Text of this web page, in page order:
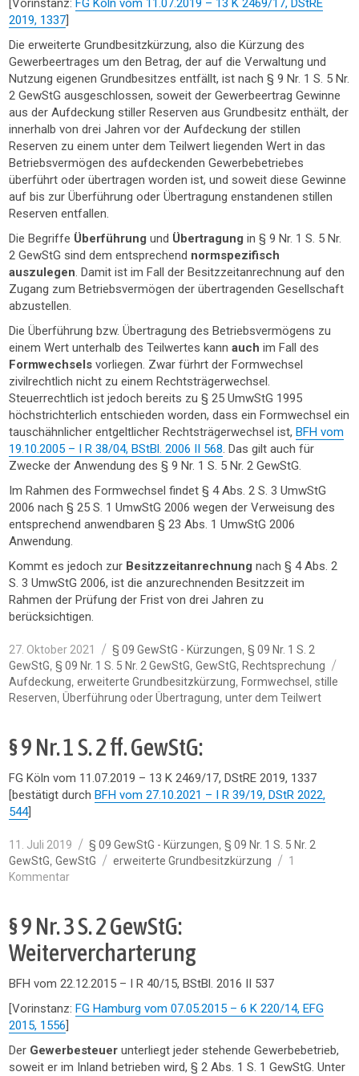
Steuerrechtsberatung
Kommunalverwaltung
[Vorinstanz: FG Köln vom 11.07.2019 – 13 K 2469/17, DStRE
2019, 1337
Die erweiterte Grundbesitzkürzung, also die Kürzung des
Gewerbeertrages um den Betrag, der auf die Verwaltung und
Nutzung eigenen Grundbesitzes entfällt, ist nach § 9 Nr. 1 S. 5 Nr.
2 GewStG ausgeschlossen, soweit der Gewerbeertrag Gewinne
aus der Aufdeckung stiller Reserven aus Grundbesitz enthält, der
innerhalb von drei Jahren vor der Aufdeckung der stillen
Reserven zu einem unter dem Teilwert liegenden Wert in das
Betriebsvermögen des aufdeckenden Gewerbebetriebes
überführt oder übertragen worden ist, und soweit diese Gewinne
auf bis zur Überführung oder Übertragung enstandenen stillen
Reserven entfallen.
Die Begriffe Überführungund Übertragungin § 9 Nr. 1 S. 5 Nr.
2 GewStG sind dem entsprechend normspezifisch
auszulegen. Damit ist im Fall der Besitzzeitanrechnung auf den
Zugang zum Betriebsvermögen der übertragenden Gesellschaft
abzustellen.
Die Überführung bzw. Übertragung des Betriebsvermögens zu
einem Wert unterhalb des Teilwertes kannauchim Fall des
Formwechselsvorliegen. Zwar fürhrt der Formwechsel
zivilrechtlich nicht zu einem Rechtsträgerwechsel.
Steuerrechtlich ist jedoch bereits zu § 25 UmwStG 1995
höchstrichterlich entschieden worden, dass ein Formwechsel ein
tauschähnlicher entgeltlicher Rechtsträgerwechsel ist, BFH vom
19.10.2005 – I R 38/04, BStBl. 2006 II 568. Das gilt auch für
Zwecke der Anwendung des § 9 Nr. 1 S. 5 Nr. 2 GewStG.
Im Rahmen des Formwechsel findet § 4 Abs. 2 S. 3 UmwStG
2006 nach § 25 S. 1 UmwStG 2006 wegen der Verweisung des
entsprechend anwendbaren § 23 Abs. 1 UmwStG 2006
Anwendung.
Kommt es jedoch zur Besitzzeitanrechnungnach § 4 Abs. 2
S. 3 UmwStG 2006, ist die anzurechnenden Besitzzeit im
Rahmen der Prüfung der Frist von drei Jahren zu
berücksichtigen.
Veröffentlicht
am
27. Oktober 2021 Kategorien
§ 09 GewStG - Kürzungen,§ 09 Nr. 1 S. 2
GewStG,§ 09 Nr. 1 S. 5 Nr. 2 GewStG,GewStG,Rechtsprechung
Aufdeckung,erweiterte Grundbesitzkürzung,Formwechsel ,stille
Reserven,Überführung oder Übertragung,unter dem Teilwert
§ 9 Nr. 1 S. 2 ff. GewStG:
FG Köln vom 11.07.2019 – 13 K 2469/17, DStRE 2019, 1337
[bestätigt durch BFH vom 27.10.2021 – I R 39/19, DStR 2022,
544]
Veröffentlicht
am
11. Juli 2019 Kategorien
§ 09 GewStG - Kürzungen,§ 09 Nr. 1 S. 5 Nr. 2
GewStG,GewStG Schlagwörter
erweiterte Grundbesitzkürzung
1
Kommentarzu
Nr.
S.
ff.
GewStG:
§ 9 Nr. 3 S. 2 GewStG:
Weitervercharterung
BFH vom 22.12.2015 – I R 40/15, BStBl. 2016 II 537
[Vorinstanz: FG Hamburg vom 07.05.2015 – 6 K 220/14, EFG
2015, 1556
Der Gewerbesteuerunterliegt jeder stehende Gewerbebetrieb,
soweit er im Inland betrieben wird, § 2 Abs. 1 S. 1 GewStG. Unter